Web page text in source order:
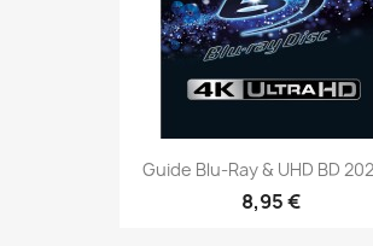
Guide Blu-Ray & UHD BD
8,95 €